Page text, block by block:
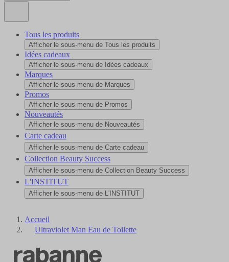
Tous les produits
Afficher le sous-menu de Tous les produits
Idées cadeaux
Afficher le sous-menu de Idées cadeaux
Marques
Afficher le sous-menu de Marques
Promos
Afficher le sous-menu de Promos
Nouveautés
Afficher le sous-menu de Nouveautés
Carte cadeau
Afficher le sous-menu de Carte cadeau
Collection Beauty Success
Afficher le sous-menu de Collection Beauty Success
L'INSTITUT
Afficher le sous-menu de L'INSTITUT
Accueil
Ultraviolet Man Eau de Toilette